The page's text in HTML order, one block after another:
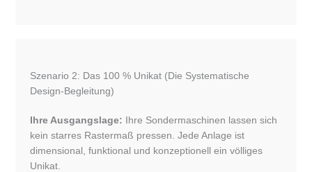
Szenario 2: Das 100 % Unikat (Die Systematische
Design-Begleitung)
Ihre Ausgangslage: Ihre Sondermaschinen lassen sich
kein starres Rastermaß pressen. Jede Anlage ist
dimensional, funktional und konzeptionell ein völliges
Unikat.